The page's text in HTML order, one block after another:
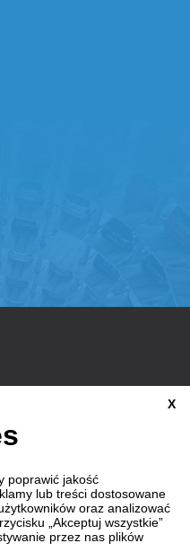
X
poprawić jakość
lub treści dostosowane
oraz analizować
„Akceptuj wszystkie”
przez nas plików